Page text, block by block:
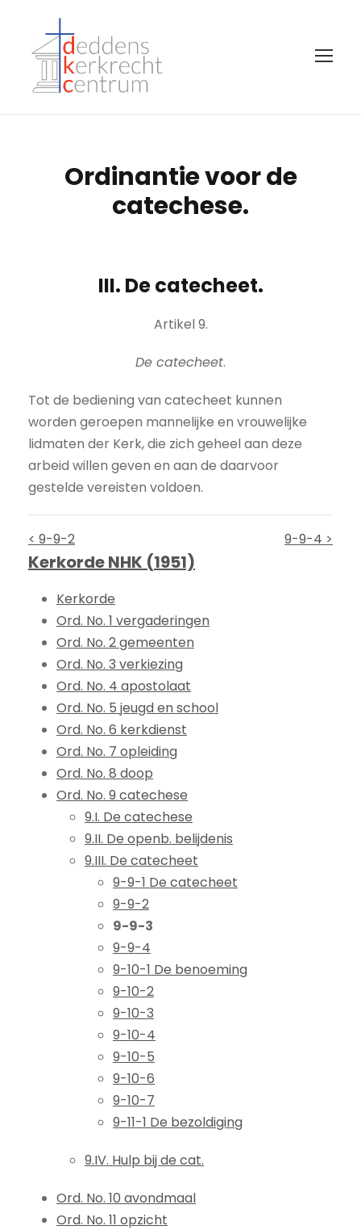
Ordinantie voor de
catechese.
III. De catecheet.
Artikel 9.
De catecheet.
Tot de bediening van catecheet kunnen
worden geroepen mannelijke en vrouwelijke
lidmaten der Kerk, die zich geheel aan deze
arbeid willen geven en aan de daarvoor
gestelde vereisten voldoen.
< 9-9-2 9-9-4 >
Kerkorde NHK (1951)
Kerkorde
Ord. No. 1 vergaderingen
Ord. No. 2 gemeenten
Ord. No. 3 verkiezing
Ord. No. 4 apostolaat
Ord. No. 5 jeugd en school
Ord. No. 6 kerkdienst
Ord. No. 7 opleiding
Ord. No. 8 doop
Ord. No. 9 catechese
9.I. De catechese
9.II. De openb. belijdenis
9.III. De catecheet
9-9-1 De catecheet
9-9-2
9-9-3
9-9-4
9-10-1 De benoeming
9-10-2
9-10-3
9-10-4
9-10-5
9-10-6
9-10-7
9-11-1 De bezoldiging
9.IV. Hulp bij de cat.
Ord. No. 10 avondmaal
Ord. No. 11 opzicht